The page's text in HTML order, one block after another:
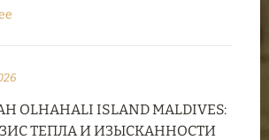
OLHAHALI ISLAND MALDIVES:
ТЕПЛА И ИЗЫСКАННОСТИ